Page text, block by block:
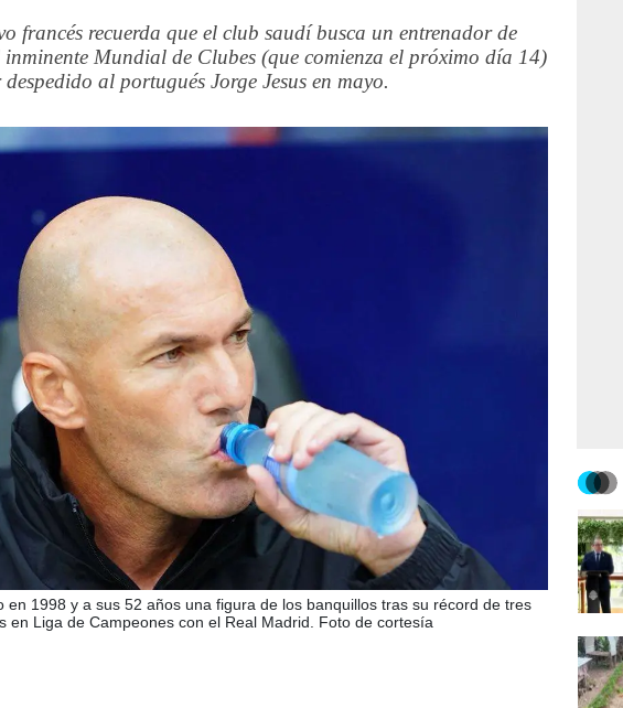
francés recuerda que el club saudí busca un entrenador de
inminente Mundial de Clubes (que comienza el próximo día 14)
despedido al portugués Jorge Jesus en mayo.
en 1998 y a sus 52 años una figura de los banquillos tras su récord de tres
en Liga de Campeones con el Real Madrid. Foto de cortesía